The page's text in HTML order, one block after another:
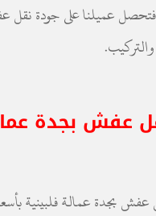
عميلنا على جودة نقل
عفش بجدة
بجدة عمالة فلبينية